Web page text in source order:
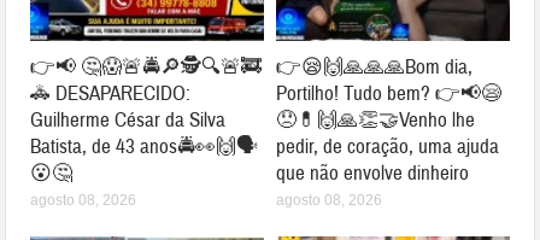
👉📢 🤔😱🚨🚔🔎🕵🔍🚨🚒
🚓 DESAPARECIDO:
Guilherme César da Silva
Batista, de 43 anos🚔👀🙌🗣
😮🤔
agosto 08, 2026
👉😪🙌🙏🙏🙏Bom dia,
Portilho! Tudo bem? 👉📢😪
😞💊🙌🙏👏🤝Venho lhe
pedir, de coração, uma ajuda
que não envolve dinheiro
agosto 08, 2026